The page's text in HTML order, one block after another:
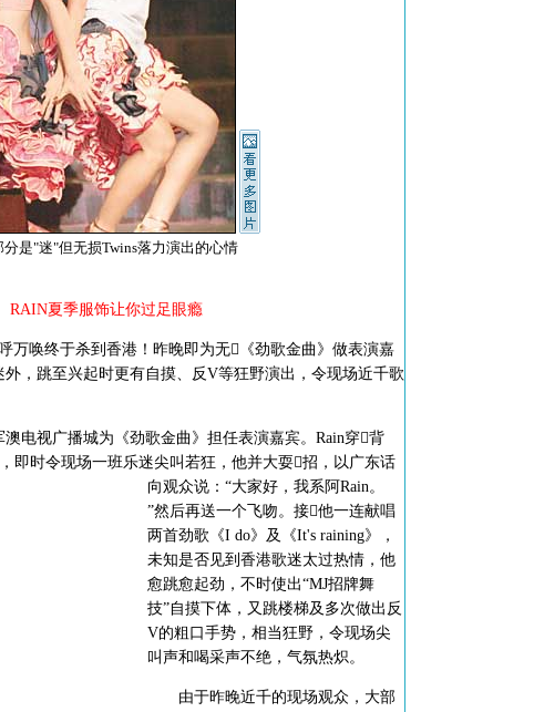
是"迷"但无损Twins落力演出的心情
RAIN夏季服饰让你过足眼瘾
终于杀到香港！昨晚即为无《劲歌金曲》做表演嘉
，跳至兴起时更有自摸、反V等狂野演出，令现场近千歌
澳电视广播城为《劲歌金曲》担任表演嘉宾。Rain穿背
即时令现场一班乐迷尖叫若狂，他并大耍招，以广东话
向观众说：“大家好，我系阿Rain。
”然后再送一个飞吻。接他一连献唱
两首劲歌《I do》及《It's raining》，
未知是否见到香港歌迷太过热情，他
愈跳愈起劲，不时使出“MJ招牌舞
技”自摸下体，又跳楼梯及多次做出反
V的粗口手势，相当狂野，令现场尖
叫声和喝采声不绝，气氛热炽。
由于昨晚近千的现场观众，大部